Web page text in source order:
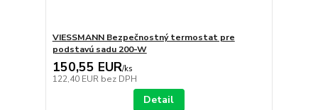
VIESSMANN Bezpečnostný termostat pre
podstavú sadu 200-W
150,55 EUR/ks
122,40 EUR bez DPH
Detail